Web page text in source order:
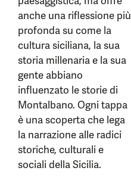
anche una riflessione più
profonda su come la
cultura siciliana, la sua
storia millenaria e la sua
gente abbiano
influenzato le storie di
Montalbano. Ogni tappa
è una scoperta che lega
la narrazione alle radici
storiche, culturali e
sociali della Sicilia.